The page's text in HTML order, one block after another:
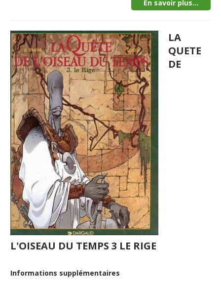
En savoir plus...
LA
QUETE
DE
L'OISEAU DU TEMPS 3 LE RIGE
Informations supplémentaires